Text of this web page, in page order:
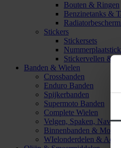
Bouten & Ringen
Benzinetanks &
Stickers
Stickersets
Stickervellen &
Banden & Wielen
Crossbanden
Enduro Banden
Spijkerbanden
Supermoto Banden
Complete Wielen
Velgen, Spaken, Naven
Binnenbanden &
WIelonderdelen &